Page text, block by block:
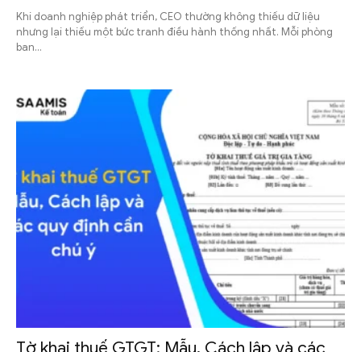
Khi doanh nghiệp phát triển, CEO thường không thiếu dữ liệu
nhưng lại thiếu một bức tranh điều hành thống nhất. Mỗi phòng
ban...
Tờ khai thuế GTGT: Mẫu, Cách lập và các